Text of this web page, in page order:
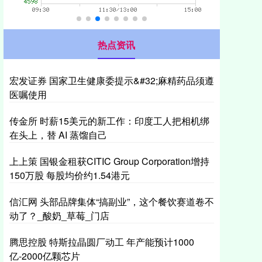
热点资讯
宏发证券 国家卫生健康委提示&#32;麻精药品须遵
医嘱使用
传金所 时薪15美元的新工作：印度工人把相机绑
在头上，替 AI 蒸馏自己
上上策 国银金租获CITIC Group Corporation增持
150万股 每股均价约1.54港元
信汇网 头部品牌集体“搞副业”，这个餐饮赛道卷不
动了？_酸奶_草莓_门店
腾思控股 特斯拉晶圆厂动工 年产能预计1000
亿-2000亿颗芯片